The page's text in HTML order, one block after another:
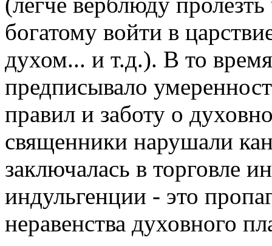
богатому войти в
духом... и т.д.). В то
предписывало
правил и заботу о
священники нарушали
заключалась в торговле
индульгенции - это
неравенства духовного